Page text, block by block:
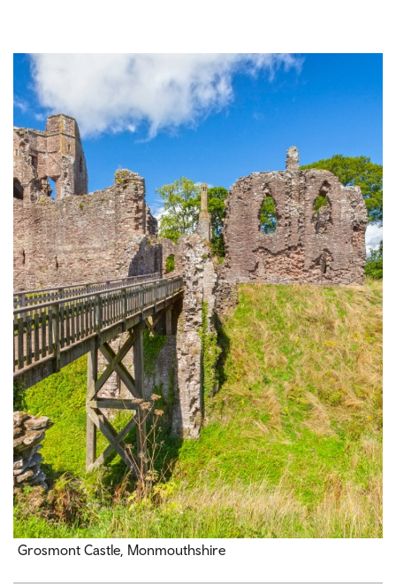
Grosmont Castle, Monmouthshire